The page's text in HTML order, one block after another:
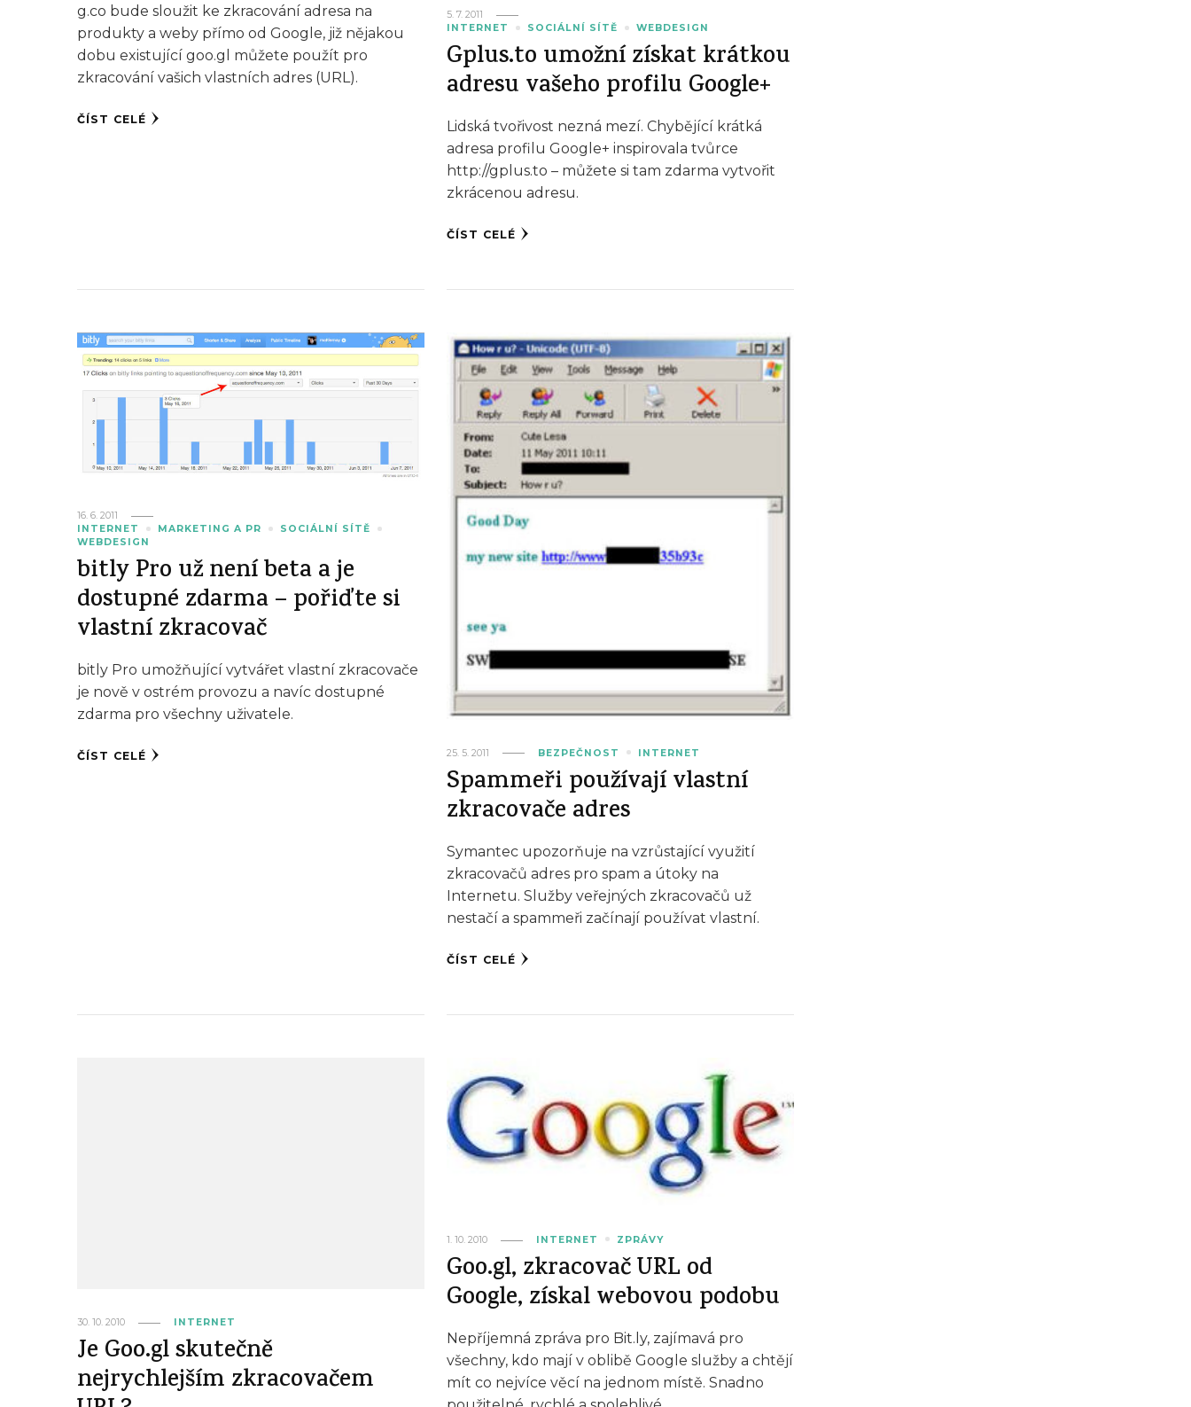
g.co bude sloužit ke zkracování adresa na
produkty a weby přímo od Google, již nějakou
dobu existující goo.gl můžete použít pro
zkracování vašich vlastních adres (URL).
ČÍST CELÉ
5. 7. 2011
INTERNET
SOCIÁLNÍ SÍTĚ WEBDESIGN
Gplus.to umožní získat krátkou
adresu vašeho profilu Google+
Lidská tvořivost nezná mezí. Chybějící krátká
adresa profilu Google+ inspirovala tvůrce
http://gplus.to – můžete si tam zdarma vytvořit
zkrácenou adresu.
ČÍST CELÉ
16. 6. 2011
INTERNET
MARKETING A PR
SOCIÁLNÍ SÍTĚ
WEBDESIGN
bitly Pro už není beta a je
dostupné zdarma – pořiďte si
vlastní zkracovač
bitly Pro umožňující vytvářet vlastní zkracovače
je nově v ostrém provozu a navíc dostupné
zdarma pro všechny uživatele.
ČÍST CELÉ 25. 5. 2011 BEZPEČNOST INTERNET
Spammeři používají vlastní
zkracovače adres
Symantec upozorňuje na vzrůstající využití
zkracovačů adres pro spam a útoky na
Internetu. Služby veřejných zkracovačů už
nestačí a spammeři začínají používat vlastní.
ČÍST CELÉ
30. 10. 2010 INTERNET
Je Goo.gl skutečně
nejrychlejším zkracovačem
1. 10. 2010 INTERNET ZPRÁVY
Goo.gl, zkracovač URL od
Google, získal webovou podobu
Nepříjemná zpráva pro Bit.ly, zajímavá pro
všechny, kdo mají v oblibě Google služby a chtějí
mít co nejvíce věcí na jednom místě. Snadno